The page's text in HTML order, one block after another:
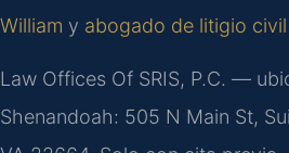
William y abogado de litigio
Law Offices Of SRIS, P.C. —
Shenandoah: 505 N Main St,